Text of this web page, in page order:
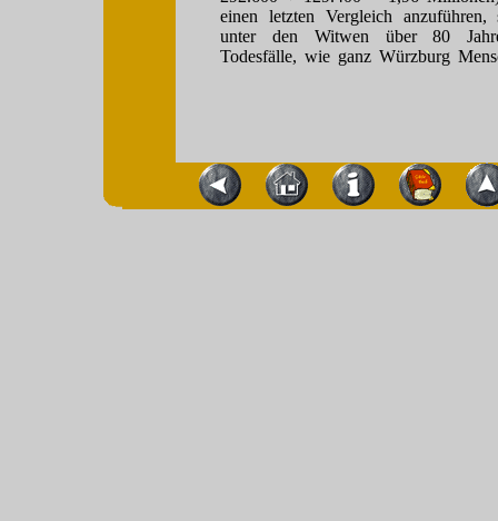
einen letzten Vergleich
unter den Witwen über 80
Todesfälle, wie ganz Würzburg